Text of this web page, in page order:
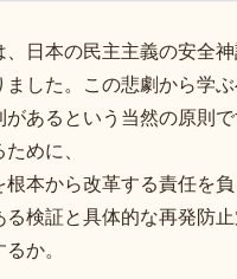
日本の民主主義の安全
した。この悲劇から学
あるという当然の原則
めに、
本から改革する責任を
検証と具体的な再発防
か。